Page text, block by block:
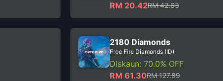
RM 20.42RM 42.63
2180 Diamonds
Free Fire Diamonds (ID)
Diskaun: 70.0% OFF
RM 61.30RM 127.89